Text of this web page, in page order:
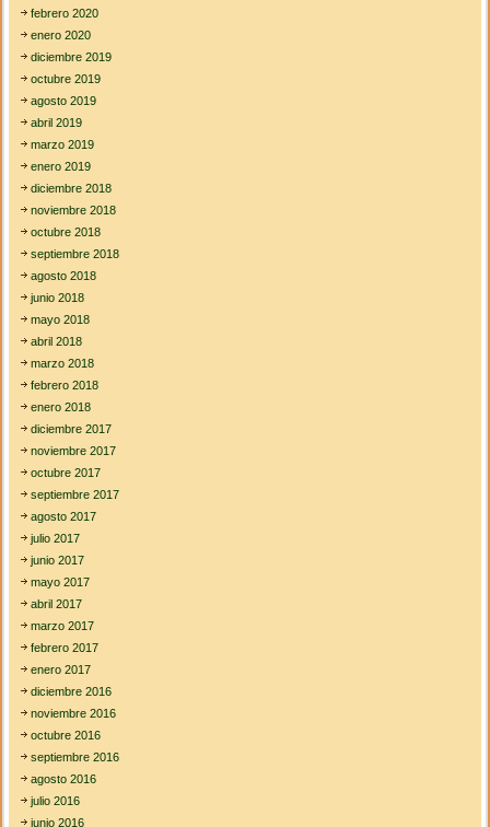
febrero 2020
enero 2020
diciembre 2019
octubre 2019
agosto 2019
abril 2019
marzo 2019
enero 2019
diciembre 2018
noviembre 2018
octubre 2018
septiembre 2018
agosto 2018
junio 2018
mayo 2018
abril 2018
marzo 2018
febrero 2018
enero 2018
diciembre 2017
noviembre 2017
octubre 2017
septiembre 2017
agosto 2017
julio 2017
junio 2017
mayo 2017
abril 2017
marzo 2017
febrero 2017
enero 2017
diciembre 2016
noviembre 2016
octubre 2016
septiembre 2016
agosto 2016
julio 2016
junio 2016